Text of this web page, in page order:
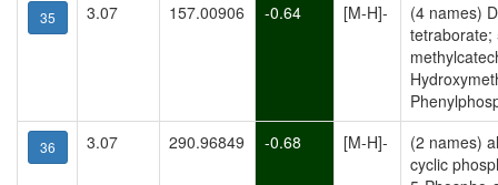
35 3.07 157.00906 -0.64 [M-H]-
(4 names)
tetraborate;
36 3.07 290.96849 -0.68 [M-H]-
(2 names)
cyclic